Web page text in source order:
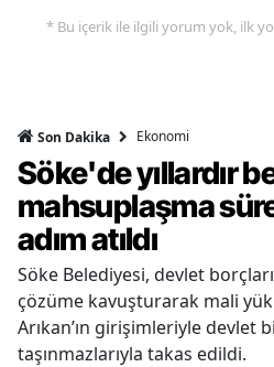
* Bu içerik ile ilgili yorum yok, ilk
Son Dakika Ekonomi
Söke'de yıllardır
mahsuplaşma
adım atıldı
Söke Belediyesi, devlet
çözüme kavuşturarak mali
Arıkan’ın girişimleriyle devlet
taşınmazlarıyla takas edildi.